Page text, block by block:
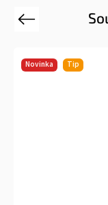
Previous
Novinka Tip